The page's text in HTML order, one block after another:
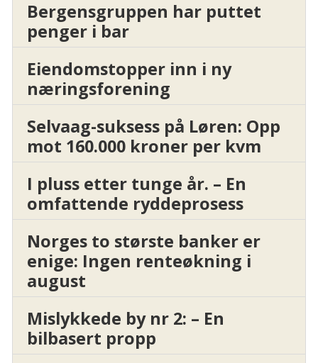
Bergensgruppen har puttet
penger i bar
Eiendomstopper inn i ny
næringsforening
Selvaag-suksess på Løren: Opp
mot 160.000 kroner per kvm
I pluss etter tunge år. – En
omfattende ryddeprosess
Norges to største banker er
enige: Ingen renteøkning i
august
Mislykkede by nr 2: – En
bilbasert propp